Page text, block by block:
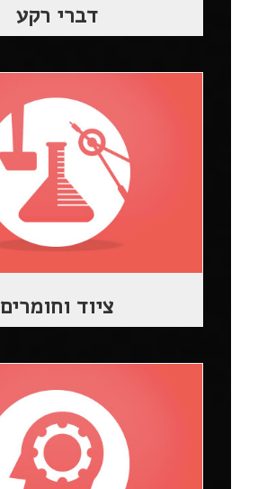
דברי רקע
ציוד וחומרים